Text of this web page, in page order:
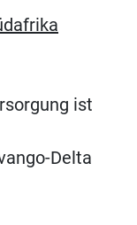
ist
Delta